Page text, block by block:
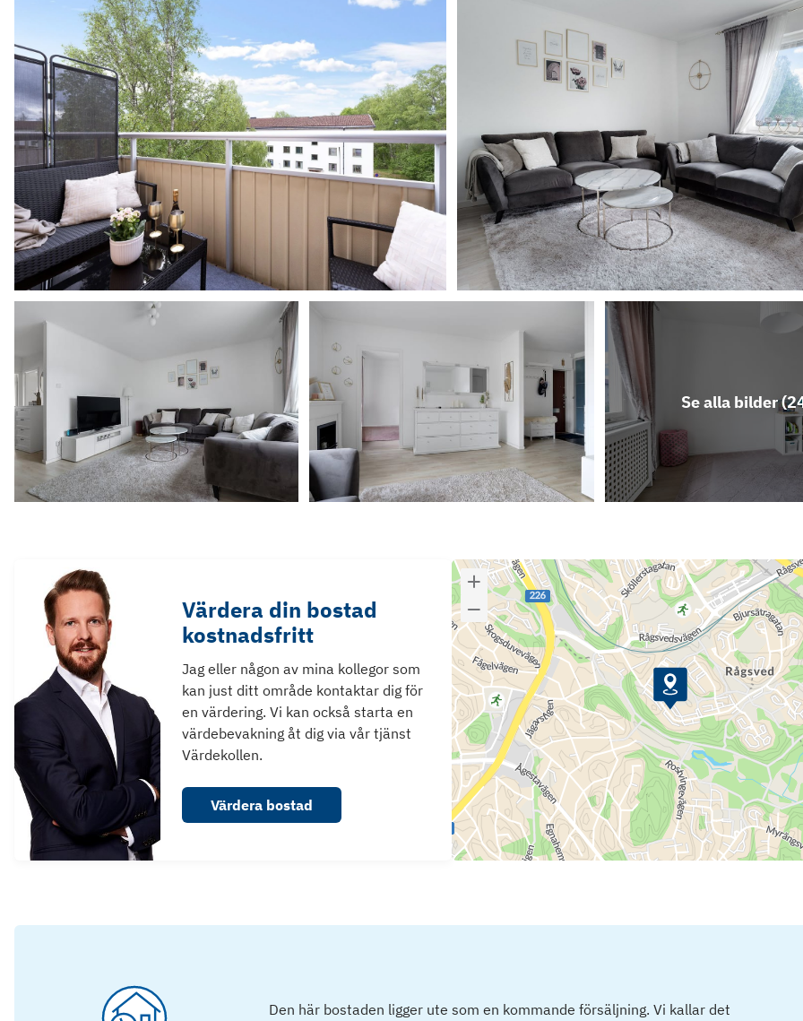
Se alla bilder (
Värdera din bostad
kostnadsfritt
Jag eller någon av mina kollegor som
kan just ditt område kontaktar dig för
en värdering. Vi kan också starta en
värdebevakning åt dig via vår tjänst
Värdekollen.
Värdera bostad
Den här bostaden ligger ute som en kommande försäljning. Vi kallar det